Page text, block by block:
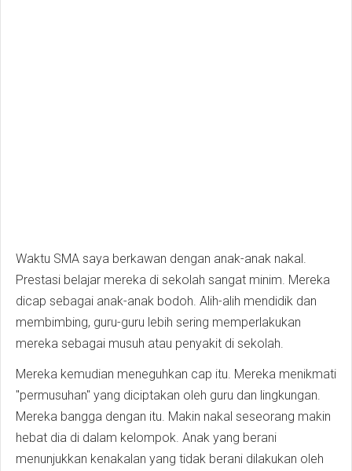
Waktu SMA saya berkawan dengan anak-anak nakal.
Prestasi belajar mereka di sekolah sangat minim. Mereka
dicap sebagai anak-anak bodoh. Alih-alih mendidik dan
membimbing, guru-guru lebih sering memperlakukan
mereka sebagai musuh atau penyakit di sekolah.
Mereka kemudian meneguhkan cap itu. Mereka menikmati
"permusuhan" yang diciptakan oleh guru dan lingkungan.
Mereka bangga dengan itu. Makin nakal seseorang makin
hebat dia di dalam kelompok. Anak yang berani
menunjukkan kenakalan yang tidak berani dilakukan oleh